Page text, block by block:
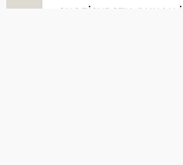
аналізувати ринок